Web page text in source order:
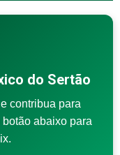
do Sertão
contribua para
abaixo para